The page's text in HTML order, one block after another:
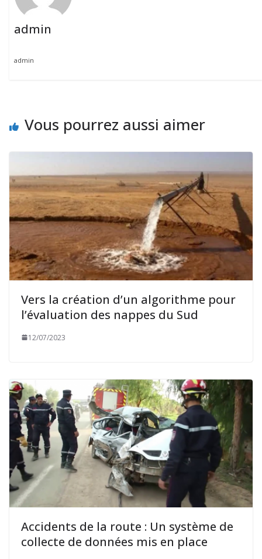
admin
admin
Vous pourrez aussi aimer
Vers la création d’un algorithme pour
l’évaluation des nappes du Sud
12/07/2023
Accidents de la route : Un système de
collecte de données mis en place